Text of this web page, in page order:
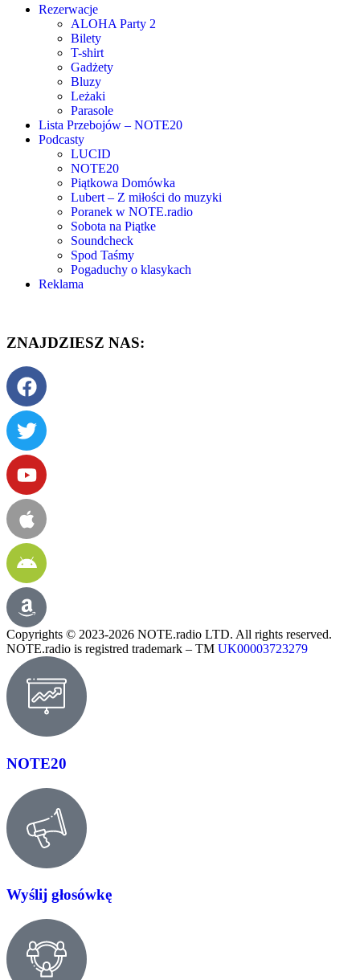
Rezerwacje
ALOHA Party 2
Bilety
T-shirt
Gadżety
Bluzy
Leżaki
Parasole
Lista Przebojów – NOTE20
Podcasty
LUCID
NOTE20
Piątkowa Domówka
Lubert – Z miłości do muzyki
Poranek w NOTE.radio
Sobota na Piątke
Soundcheck
Spod Taśmy
Pogaduchy o klasykach
Reklama
ZNAJDZIESZ NAS:
Copyrights © 2023-2026 NOTE.radio LTD. All rights reserved.
NOTE.radio is registred trademark – TM UK00003723279
NOTE20
Wyślij głosówkę